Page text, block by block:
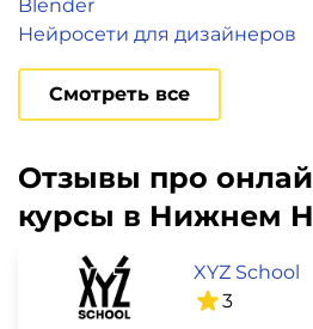
Blender
Нейросети для дизайнеров
Смотреть все
Отзывы про
курсы в Нижнем
XYZ School
3